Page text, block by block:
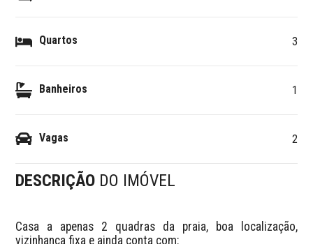
Quartos 3
Banheiros 1
Vagas 2
DESCRIÇÃO DO IMÓVEL
Casa a apenas 2 quadras da praia, boa localização,
vizinhança fixa e ainda conta com: